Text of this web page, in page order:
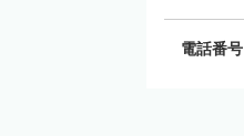
電話番号